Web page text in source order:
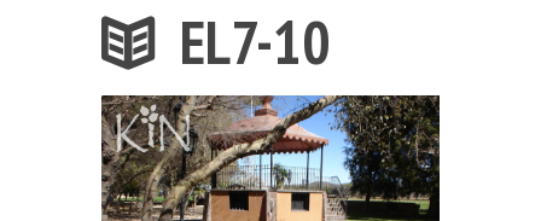
EL7-10